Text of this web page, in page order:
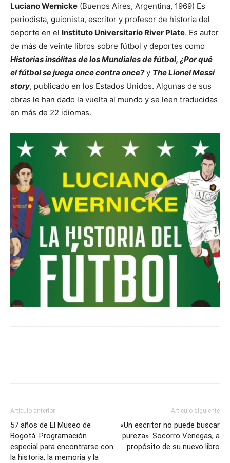
Luciano Wernicke (Buenos Aires, Argentina, 1969) Es
periodista, guionista, escritor y profesor de historia del
deporte en el Instituto Universitario River Plate. Es autor
de más de veinte libros sobre fútbol y deportes como
Historias insólitas de los Mundiales de fútbol, ¿Por qué
el fútbol se juega once contra once?y The Lionel Messi
story, publicado en los Estados Unidos. Algunas de sus
obras le han dado la vuelta al mundo y se leen traducidas
en más de 22 idiomas.
Artículo anterior
57 años de El Museo de
Bogotá. Programación
especial para encontrarse con
la historia, la memoria y la
Artículo siguiente
«Un escritor no puede buscar
pureza». Socorro Venegas, a
propósito de su nuevo libro